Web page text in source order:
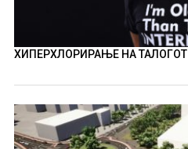
ХИПЕРХЛОРИРАЊЕ НА ТАЛОГОТ